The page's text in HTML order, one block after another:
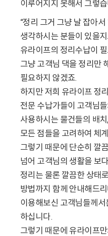
이루어지지 못해서 그렇
“정리 그거 그냥 날 잡아
생각하시는 분들이 있을
유라이프의 정리수납이
그냥 고객님 댁을 정리만
필요하지 않겠죠.
하지만 저희 유라이프 정
전문 수납가들이 고객님
사용하시는 물건들의 배
모든 점들을 고려하여 체
그렇기 때문에 단순히 깔
넘어 고객님의 생활을 보
정리는 물론 깔끔한 상태
방법까지 함께 안내해드
이용해보신 고객님들께
하십니다.
그렇기 때문에 유라이프